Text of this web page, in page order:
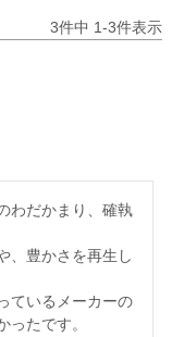
3件中 1-3件表示
わだかまり、確執
、豊かさを再生し
ているメーカーの
たです。